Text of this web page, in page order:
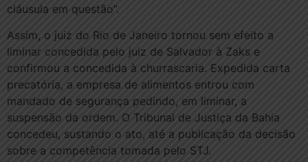
cláusula em questão”.
Assim, o juiz do Rio de Janeiro tornou sem efeito a
liminar concedida pelo juiz de Salvador à Zaks e
confirmou a concedida à churrascaria. Expedida carta
precatória, a empresa de alimentos entrou com
mandado de segurança pedindo, em liminar, a
suspensão da ordem. O Tribunal de Justiça da Bahia
concedeu, sustando o ato, até a publicação da decisão
sobre a competência tomada pelo STJ.